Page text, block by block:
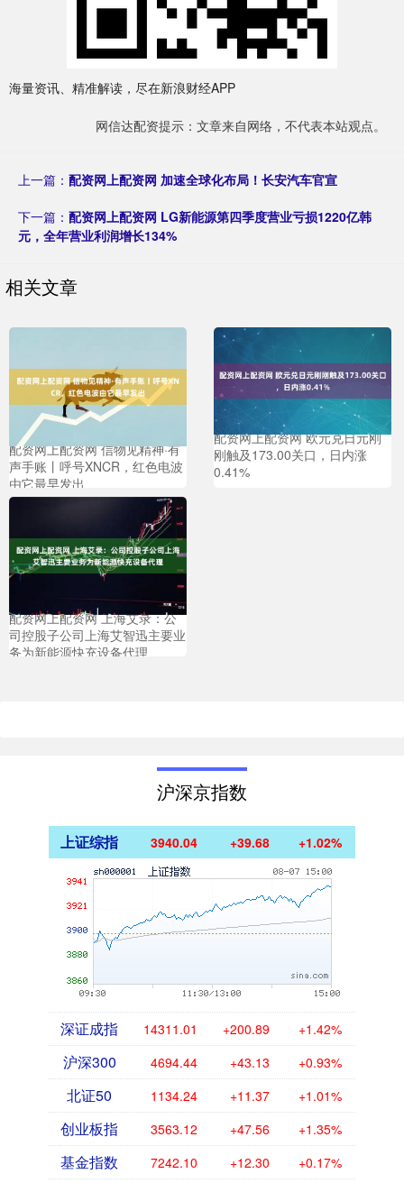
海量资讯、精准解读，尽在新浪财经APP
网信达配资提示：文章来自网络，不代表本站观点。
上一篇： 配资网上配资网 加速全球化布局！长安汽车官宣
下一篇： 配资网上配资网 LG新能源第四季度营业亏损1220亿韩
元，全年营业利润增长134%
相关文章
配资网上配资网 信物见精神·有
声手账丨呼号XNCR，红色电波
由它最早发出
配资网上配资网 欧元兑日元刚
刚触及173.00关口，日内涨
0.41%
配资网上配资网 上海艾录：公
司控股子公司上海艾智迅主要业
务为新能源快充设备代理
沪深京指数
上证综指 3940.04 +39.68 +1.02%
深证成指 14311.01 +200.89 +1.42%
沪深300 4694.44 +43.13 +0.93%
北证50 1134.24 +11.37 +1.01%
创业板指 3563.12 +47.56 +1.35%
基金指数 7242.10 +12.30 +0.17%